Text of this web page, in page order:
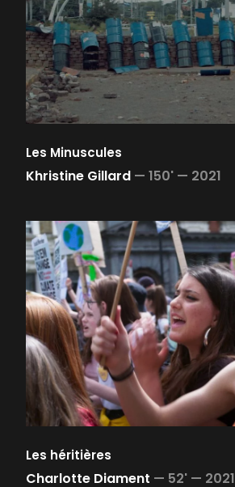
Les Minuscules
Khristine Gillard — 150' — 2021
Les héritières
Charlotte Diament — 52' — 2021